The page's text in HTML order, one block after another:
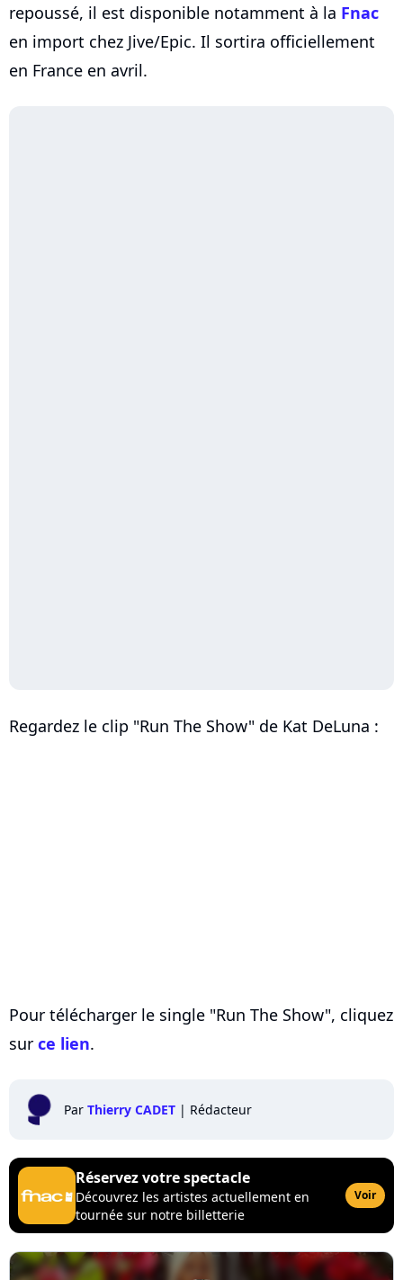
repoussé, il est disponible notamment à la Fnac
en import chez Jive/Epic. Il sortira officiellement
en France en avril.
Regardez le clip "Run The Show" de Kat DeLuna :
Pour télécharger le single "Run The Show", cliquez
sur ce lien.
Par Thierry CADET | Rédacteur
Réservez votre spectacle
Découvrez les artistes actuellement en
tournée sur notre billetterie
Voir